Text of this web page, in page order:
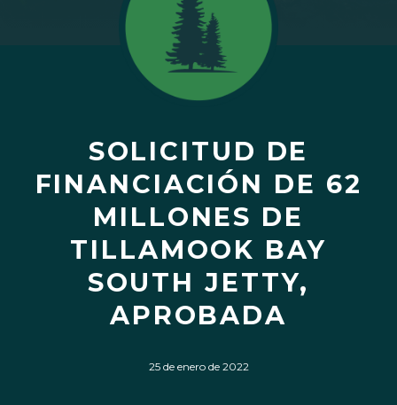
SOLICITUD DE
FINANCIACIÓN DE 62
MILLONES DE
TILLAMOOK BAY
SOUTH JETTY,
APROBADA
25 de enero de 2022